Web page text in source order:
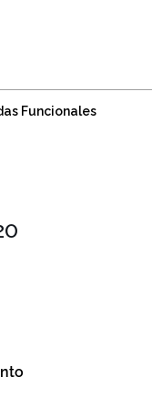
Funcionales